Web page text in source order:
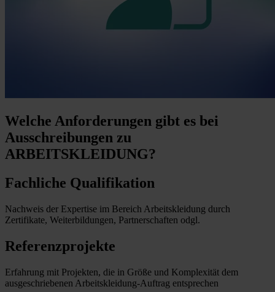
Welche Anforderungen gibt es bei
Ausschreibungen zu
ARBEITSKLEIDUNG?
Fachliche Qualifikation
Nachweis der Expertise im Bereich Arbeitskleidung durch
Zertifikate, Weiterbildungen, Partnerschaften odgl.
Referenzprojekte
Erfahrung mit Projekten, die in Größe und Komplexität dem
ausgeschriebenen Arbeitskleidung-Auftrag entsprechen